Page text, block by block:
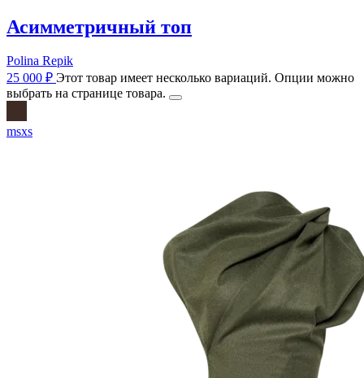
Асимметричный топ
Polina Repik
25 000 ₽ Этот товар имеет несколько вариаций. Опции можно
выбрать на странице товара.
msxs